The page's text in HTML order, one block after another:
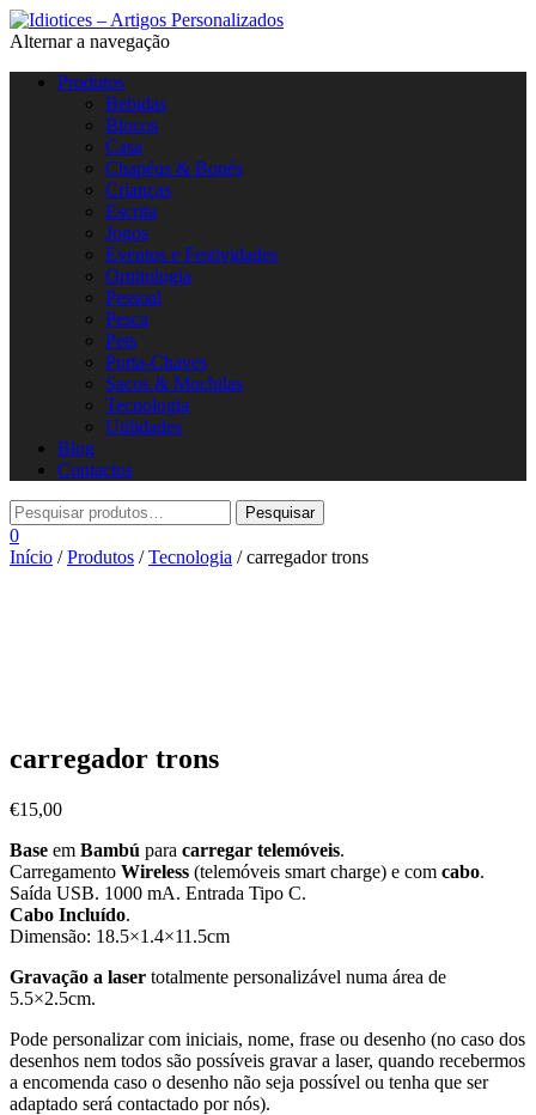
Alternar a navegação
Produtos
Bebidas
Blocos
Casa
Chapéus & Bonés
Crianças
Escrita
Jogos
Eventos e Festividades
Ornitologia
Pessoal
Pesca
Pets
Porta-Chaves
Sacos & Mochilas
Tecnologia
Utilidades
Blog
Contactos
0
Início /Produtos /Tecnologia / carregador trons
carregador trons
€15,00
Base em Bambú para carregar telemóveis.
Carregamento Wireless (telemóveis smart charge) e com cabo.
Saída USB. 1000 mA. Entrada Tipo C.
Cabo Incluído.
Dimensão: 18.5×1.4×11.5cm
Gravação a laser totalmente personalizável numa área de
5.5×2.5cm.
Pode personalizar com iniciais, nome, frase ou desenho (no caso dos
desenhos nem todos são possíveis gravar a laser, quando recebermos
a encomenda caso o desenho não seja possível ou tenha que ser
adaptado será contactado por nós).